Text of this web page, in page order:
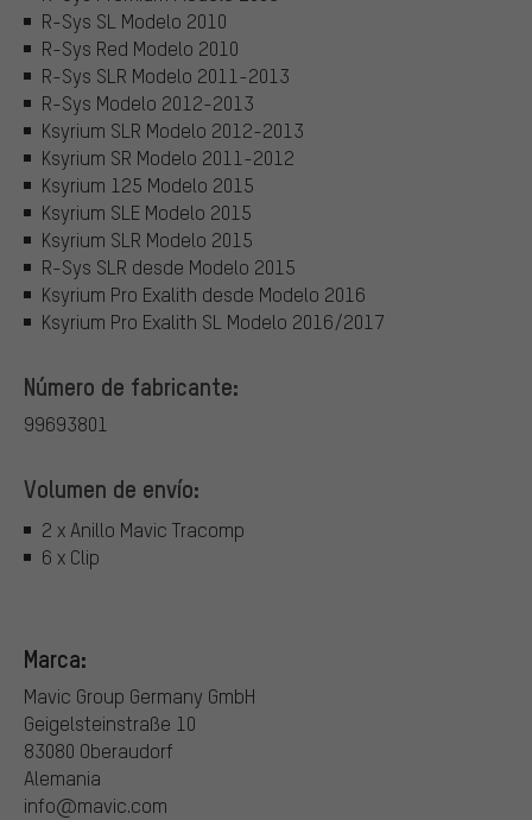
R-Sys SL Modelo 2010
R-Sys Red Modelo 2010
R-Sys SLR Modelo 2011-2013
R-Sys Modelo 2012-2013
Ksyrium SLR Modelo 2012-2013
Ksyrium SR Modelo 2011-2012
Ksyrium 125 Modelo 2015
Ksyrium SLE Modelo 2015
Ksyrium SLR Modelo 2015
R-Sys SLR desde Modelo 2015
Ksyrium Pro Exalith desde Modelo 2016
Ksyrium Pro Exalith SL Modelo 2016/2017
Número de fabricante:
99693801
Volumen de envío:
2 x Anillo Mavic Tracomp
6 x Clip
Marca:
Mavic Group Germany GmbH
Geigelsteinstraße 10
83080 Oberaudorf
Alemania
info@mavic.com